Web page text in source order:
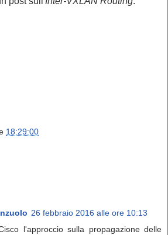
18:29:00
26 febbraio 2016 alle ore 10:13
l'approccio sulla propagazione delle